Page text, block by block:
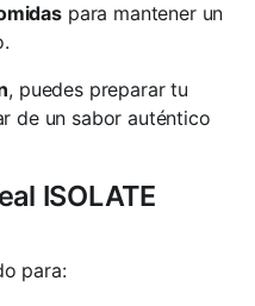
para mantener un
, puedes preparar tu
de un sabor auténtico
ISOLATE
para: